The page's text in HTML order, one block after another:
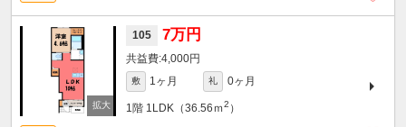
105 7万円
4,000円
敷 1ヶ月 礼 0ヶ月
1階 1LDK（36.56ｍ2 ）